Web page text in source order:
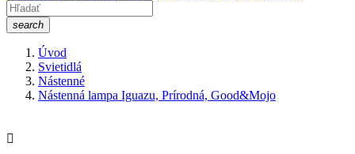
search
Úvod
Svietidlá
Nástenné
Nástenná lampa Iguazu, Prírodná, Good&Mojo
